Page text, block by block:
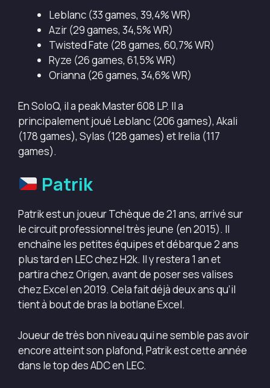
Leblanc (33 games, 39,4% WR)
Azir (29 games, 34,5% WR)
Twisted Fate (28 games, 60,7% WR)
Ryze (26 games, 61,5% WR)
Orianna (26 games, 34,6% WR)
En SoloQ, il a peak Master 608 LP. Il a
principalement joué Leblanc (206 games), Akali
(178 games), Sylas (128 games) et Irelia (117
games).
Patrik
Patrik est un joueur Tchèque de 21 ans, arrivé sur
le circuit professionnel très jeune (en 2015). Il
enchaîne les petites équipes et débarque 2 ans
plus tard en LEC chez H2k. Il y restera 1 an et
partira chez Origen, avant de poser ses valises
chez Excel en 2019. Cela fait déjà deux ans qu’il
tient à bout de bras la botlane Excel.
Joueur de très bon niveau qui ne semble pas avoir
encore atteint son plafond, Patrik est cette année
dans le top des ADC en LEC.